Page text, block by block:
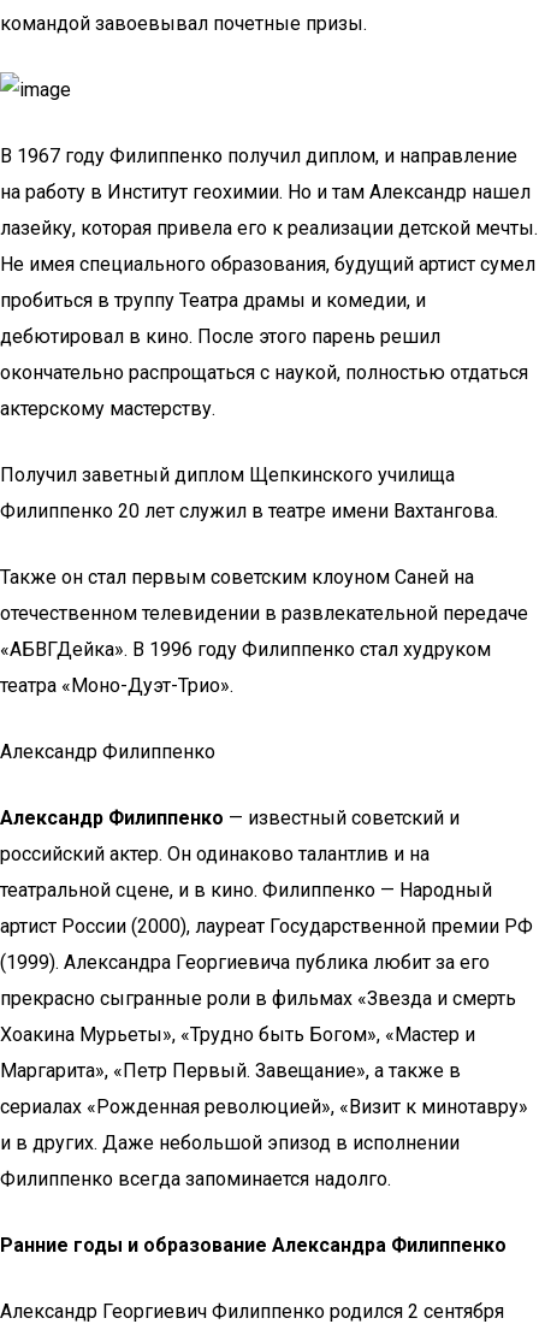
командой завоевывал почетные призы.
В 1967 году Филиппенко получил диплом, и направление
на работу в Институт геохимии. Но и там Александр нашел
лазейку, которая привела его к реализации детской мечты.
Не имея специального образования, будущий артист сумел
пробиться в труппу Театра драмы и комедии, и
дебютировал в кино. После этого парень решил
окончательно распрощаться с наукой, полностью отдаться
актерскому мастерству.
Получил заветный диплом Щепкинского училища
Филиппенко 20 лет служил в театре имени Вахтангова.
Также он стал первым советским клоуном Саней на
отечественном телевидении в развлекательной передаче
«АБВГДейка». В 1996 году Филиппенко стал худруком
театра «Моно-Дуэт-Трио».
Александр Филиппенко
Александр Филиппенко — известный советский и
российский актер. Он одинаково талантлив и на
театральной сцене, и в кино. Филиппенко — Народный
артист России (2000), лауреат Государственной премии РФ
(1999). Александра Георгиевича публика любит за его
прекрасно сыгранные роли в фильмах «Звезда и смерть
Хоакина Мурьеты», «Трудно быть Богом», «Мастер и
Маргарита», «Петр Первый. Завещание», а также в
сериалах «Рожденная революцией», «Визит к минотавру»
и в других. Даже небольшой эпизод в исполнении
Филиппенко всегда запоминается надолго.
Ранние годы и образование Александра Филиппенко
Александр Георгиевич Филиппенко родился 2 сентября